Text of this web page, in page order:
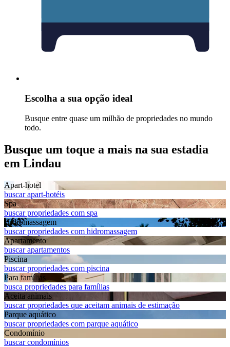
Escolha a sua opção ideal
Busque entre quase um milhão de propriedades no mundo
todo.
Busque um toque a mais na sua estadia
em Lindau
Apart-hotel
buscar apart-hotéis
Spa
buscar propriedades com spa
Hidromassagem
buscar propriedades com hidromassagem
Apart­amento
buscar apartamentos
Piscina
buscar propriedades com piscina
Para famílias
busca propriedades para famílias
Aceita animais
buscar propriedades que aceitam animais de estimação
Parque aquático
buscar propriedades com parque aquático
Condomínio
buscar condomínios